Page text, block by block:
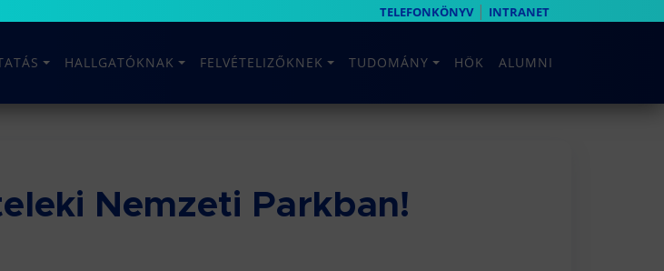
TELEFONKÖNYV| INTRANET
HALLGATÓKNAK FELVÉTELIZŐKNEK TUDOMÁNY HÖK ALUMNI
Nemzeti Parkban!